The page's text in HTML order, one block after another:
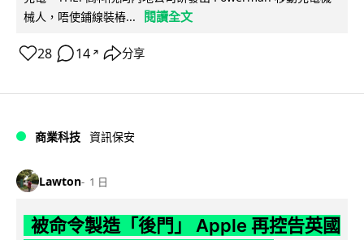
械人，唔使鋪線裝樁...
閱讀全文
28 14 ↗ 分享
商業科技 資訊保安
Lawton 1 日
被命令製造「後門」 Apple 再控告英國